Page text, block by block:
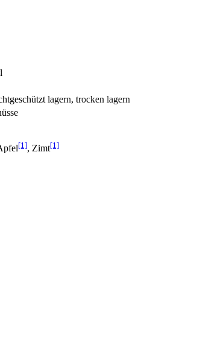
lagern, trocken lagern
[1], Zimt[1]